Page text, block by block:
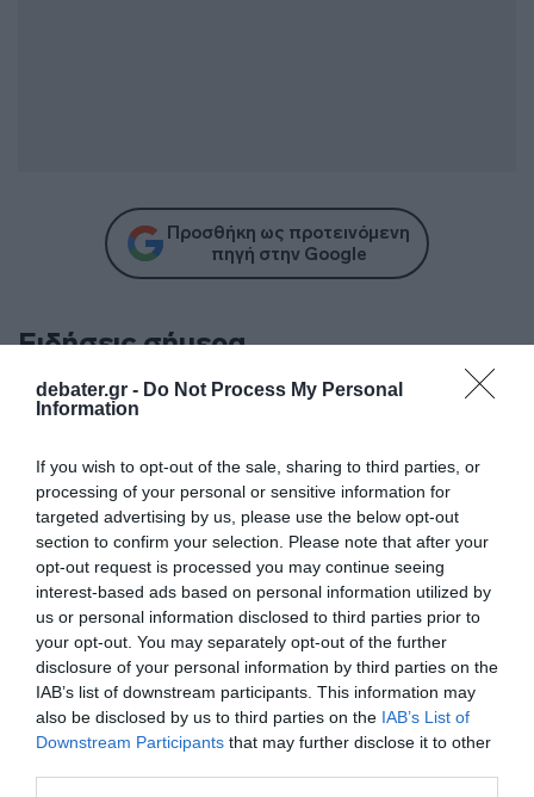
debater.gr - Do Not Process My Personal
Information
If you wish to opt-out of the sale, sharing to third parties, or
processing of your personal or sensitive information for
targeted advertising by us, please use the below opt-out
section to confirm your selection. Please note that after your
opt-out request is processed you may continue seeing
interest-based ads based on personal information utilized by
us or personal information disclosed to third parties prior to
your opt-out. You may separately opt-out of the further
disclosure of your personal information by third parties on the
IAB’s list of downstream participants. This information may
also be disclosed by us to third parties on the IAB’s List of
Downstream Participants that may further disclose it to other
Προσθήκη ως προτεινόμενη
πηγή στην Google
Ειδήσεις σήμερα
Σαμοθράκη: Αίσιο τέλος για ηλικιωμένη
της – Σώθηκε χάρη στην άμεση επέμβαση
νεαρού ναυαγοσώστη
Χαλκιδική: Επιχείρηση μεταφοράς
49χρονης Γερμανίδας που τραυματίστηκε
σε δύσβατο σημείο στη Συκιά
ΣΤΑΣΥ: 29,4 χλμ. νέων σιδηροτροχιών στο
Μετρό της Αθήνας – Το έργο παραδίδεται
τον Σεπτέμβριο, 5 μήνες νωρίτερα
Εξαρθρώθηκε μεγάλο κύκλωμα διακινητών